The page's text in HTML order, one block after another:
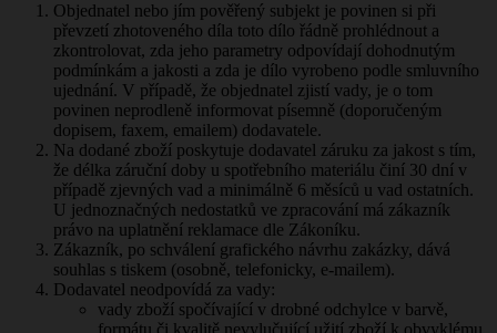
Objednatel nebo jím pověřený subjekt je povinen si při
převzetí zhotoveného díla toto dílo řádně prohlédnout a
zkontrolovat, zda jeho parametry odpovídají dohodnutým
podmínkám a jakosti a zda je dílo vyrobeno podle smluvního
ujednání. V případě, že objednatel zjistí vady, je o tom
povinen neprodleně informovat písemně (doporučeným
dopisem, faxem, emailem) dodavatele.
Na dodané zboží poskytuje dodavatel záruku za jakost s tím,
že délka záruční doby u spotřebního materiálu činí 30 dní v
případě zjevných vad a minimálně 6 měsíců u vad ostatních.
U jednoznačných nedostatků ve zpracování má zákazník
právo na uplatnění reklamace dle Zákoníku.
Zákazník, po schválení grafického návrhu zakázky, dává
souhlas s tiskem (osobně, telefonicky, e-mailem).
Dodavatel neodpovídá za vady:
vady zboží spočívající v drobné odchylce v barvě,
formátu či kvalitě nevylučující užití zboží k obvyklému